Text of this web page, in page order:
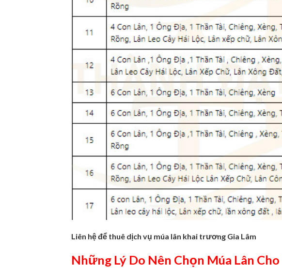
Liên hệ để thuê dịch vụ múa lân khai trương Gia Lâm
Những Lý Do Nên Chọn Múa Lân